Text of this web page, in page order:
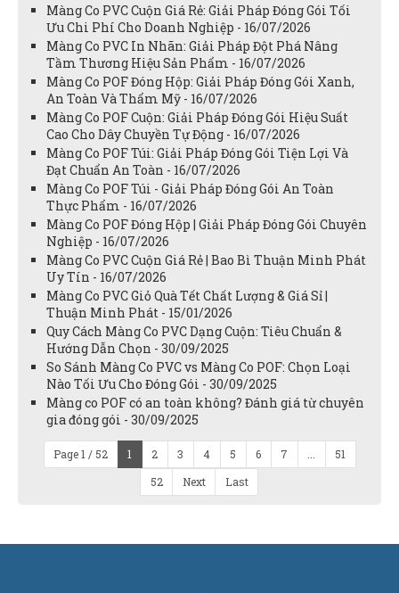
Màng Co PVC Cuộn Giá Rẻ: Giải Pháp Đóng Gói Tối
Ưu Chi Phí Cho Doanh Nghiệp - 16/07/2026
Màng Co PVC In Nhãn: Giải Pháp Đột Phá Nâng
Tầm Thương Hiệu Sản Phẩm - 16/07/2026
Màng Co POF Đóng Hộp: Giải Pháp Đóng Gói Xanh,
An Toàn Và Thẩm Mỹ - 16/07/2026
Màng Co POF Cuộn: Giải Pháp Đóng Gói Hiệu Suất
Cao Cho Dây Chuyền Tự Động - 16/07/2026
Màng Co POF Túi: Giải Pháp Đóng Gói Tiện Lợi Và
Đạt Chuẩn An Toàn - 16/07/2026
Màng Co POF Túi - Giải Pháp Đóng Gói An Toàn
Thực Phẩm - 16/07/2026
Màng Co POF Đóng Hộp | Giải Pháp Đóng Gói Chuyên
Nghiệp - 16/07/2026
Màng Co PVC Cuộn Giá Rẻ | Bao Bì Thuận Minh Phát
Uy Tín - 16/07/2026
Màng Co PVC Giỏ Quà Tết Chất Lượng & Giá Sỉ |
Thuận Minh Phát - 15/01/2026
Quy Cách Màng Co PVC Dạng Cuộn: Tiêu Chuẩn &
Hướng Dẫn Chọn - 30/09/2025
So Sánh Màng Co PVC vs Màng Co POF: Chọn Loại
Nào Tối Ưu Cho Đóng Gói - 30/09/2025
Màng co POF có an toàn không? Đánh giá từ chuyên
gia đóng gói - 30/09/2025
Page 1 / 52 1 2 3 4 5 6 7
51
52
Next Last